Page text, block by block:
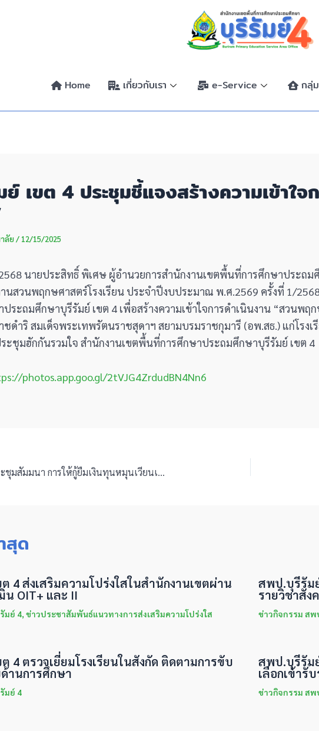
Home เกี่ยวกับเรา e-Service กลุ่
เขต 4 ประชุมชี้แจงสร้างความเข้าใ
ลัย/ 12/15/2025
นายประสิทธิ์ พิเศษ ผู้อำนวยการสำนักงานเขตพื้นที่การศึกษาประถม
านสวนพฤกษศาสตร์โรงเรียน ประจำปีงบประมาณ พ.ศ.2569 ครั้งที่ 1/
ระถมศึกษาบุรีรัมย์ เขต 4 เพื่อสร้างความเข้าใจการดำเนินงาน “สวนพ
ชดำริ สมเด็จพระเทพรัตนราชสุดาฯ สยามบรมราชกุมารี (อพ.สธ.) แก่โรง
ะชุมฮักกันรวมใจ สำนักงานเขตพื้นที่การศึกษาประถมศึกษาบุรีรัมย์ เขต 4
photos.app.goo.gl/2tVJG4ZrdudBN4Nn6
สพป.บุรีรัมย์ เขต 4 ร่วมประชุมสัมมนา การให้กู้ยืมเงินทุนหมุนเวียนเพื่อแก้ไขปัญหาหนี้สินข้าราขการครู โดย สำนักงาน ก.ค.ศ.
สุด
4 ส่งเสริมความโปร่งใสในสำนักงานเขตผ่าน
น OIT+ และ II
มย์ 4, ข่าวประชาสัมพันธ์แนวทางการส่งเสริมความโปร่งใส
สพป.บุรีรัม
รายวิชาสัง
ข่าวกิจกรรม สพ
4 ตรวจเยี่ยมโรงเรียนในสังกัด ติดตามการขับ
านการศึกษา
มย์ 4
สพป.บุรีรัม
เลือกเข้ารั
ข่าวกิจกรรม สพ